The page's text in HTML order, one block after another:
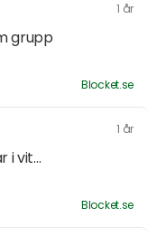
1 år
grupp
Blocket.se
1 år
i vit...
Blocket.se